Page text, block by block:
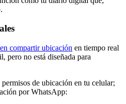
compartir ubicación en tiempo real
pero no está diseñada para
de ubicación en tu celular;
por WhatsApp: